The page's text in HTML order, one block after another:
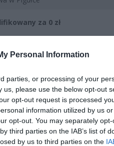
Personal Information
parties, or processing of your
please use the below opt-out
opt-out request is processed
information utilized by us
opt-out. You may separately
third parties on the IAB’s list of
by us to third parties on the
za 0 zł
800+. Nowa propozycja dla
Policzyliśmy, ile może
2200 do 2700 zł